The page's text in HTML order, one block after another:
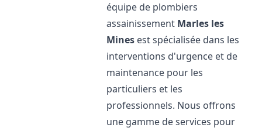
équipe de plombiers
assainissement Marles les
Mines est spécialisée dans les
interventions d'urgence et de
maintenance pour les
particuliers et les
professionnels. Nous offrons
une gamme de services pour